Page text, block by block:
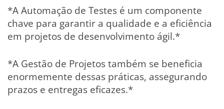
*A Automação de Testes é um componente
chave para garantir a qualidade e a eficiência
em projetos de desenvolvimento ágil.*
*A Gestão de Projetos também se beneficia
enormemente dessas práticas, assegurando
prazos e entregas eficazes.*